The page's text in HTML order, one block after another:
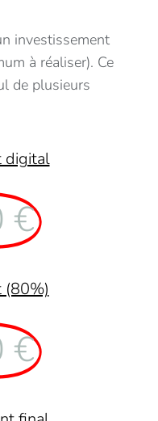
investissement
à réaliser). Ce
de plusieurs
digital
€
€